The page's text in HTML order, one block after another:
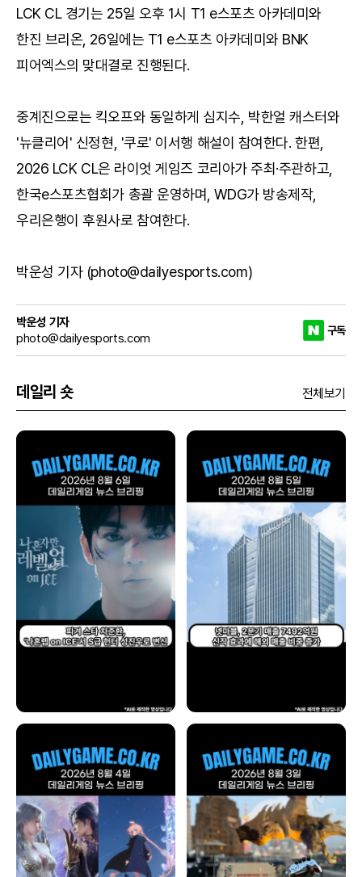
LCK CL 경기는 25일 오후 1시 T1 e스포츠 아카데미와
한진 브리온, 26일에는 T1 e스포츠 아카데미와 BNK
피어엑스의 맞대결로 진행된다.
중계진으로는 킥오프와 동일하게 심지수, 박한얼 캐스터와
'뉴클리어' 신정현, '쿠로' 이서행 해설이 참여한다. 한편,
2026 LCK CL은 라이엇 게임즈 코리아가 주최·주관하고,
한국e스포츠협회가 총괄 운영하며, WDG가 방송제작,
우리은행이 후원사로 참여한다.
박운성 기자 (photo@dailyesports.com)
박운성 기자
photo@dailyesports.com
구독
데일리 숏 전체보기